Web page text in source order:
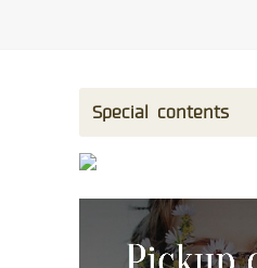
Special contents